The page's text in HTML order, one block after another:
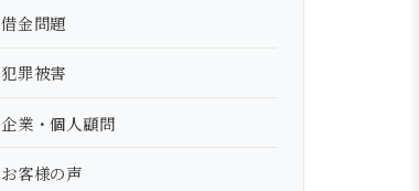
借金問題
犯罪被害
企業・個人顧問
お客様の声